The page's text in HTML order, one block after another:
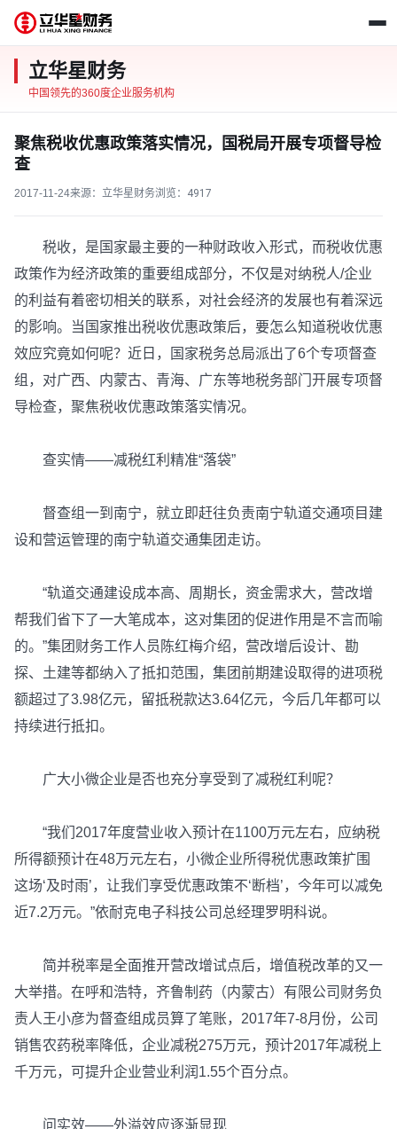
立华星财务
中国领先的360度企业服务机构
聚焦税收优惠政策落实情况，国税局开展专项督导检
查
2017-11-24来源：立华星财务浏览： 4917
税收，是国家最主要的一种财政收入形式，而税收优惠
政策作为经济政策的重要组成部分，不仅是对纳税人/企业
的利益有着密切相关的联系，对社会经济的发展也有着深远
的影响。当国家推出税收优惠政策后，要怎么知道税收优惠
效应究竟如何呢？近日，国家税务总局派出了6个专项督查
组，对广西、内蒙古、青海、广东等地税务部门开展专项督
导检查，聚焦税收优惠政策落实情况。
查实情——减税红利精准“落袋”
督查组一到南宁，就立即赶往负责南宁轨道交通项目建
设和营运管理的南宁轨道交通集团走访。
“轨道交通建设成本高、周期长，资金需求大，营改增
帮我们省下了一大笔成本，这对集团的促进作用是不言而喻
的。”集团财务工作人员陈红梅介绍，营改增后设计、勘
探、土建等都纳入了抵扣范围，集团前期建设取得的进项税
额超过了3.98亿元，留抵税款达3.64亿元，今后几年都可以
持续进行抵扣。
广大小微企业是否也充分享受到了减税红利呢？
“我们2017年度营业收入预计在1100万元左右，应纳税
所得额预计在48万元左右，小微企业所得税优惠政策扩围
这场‘及时雨’，让我们享受优惠政策不‘断档’，今年可以减免
近7.2万元。”依耐克电子科技公司总经理罗明科说。
简并税率是全面推开营改增试点后，增值税改革的又一
大举措。在呼和浩特，齐鲁制药（内蒙古）有限公司财务负
责人王小彦为督查组成员算了笔账，2017年7-8月份，公司
销售农药税率降低，企业减税275万元，预计2017年减税上
千万元，可提升企业营业利润1.55个百分点。
问实效——外溢效应逐渐显现